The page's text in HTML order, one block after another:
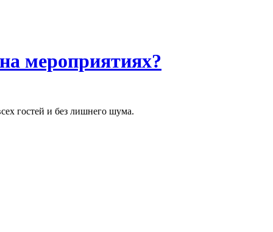
мероприятиях?
гостей и без лишнего шума.